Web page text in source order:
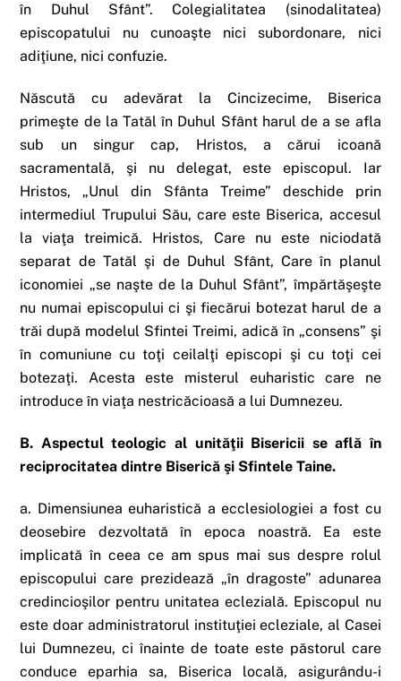
în Duhul Sfânt”. Colegialitatea (sinodalitatea)
episcopatului nu cunoaşte nici subordonare, nici
adiţiune, nici confuzie.
Născută cu adevărat la Cincizecime, Biserica
primeşte de la Tatăl în Duhul Sfânt harul de a se afla
sub un singur cap, Hristos, a cărui icoană
sacramentală, şi nu delegat, este episcopul. Iar
Hristos, „Unul din Sfânta Treime” deschide prin
intermediul Trupului Său, care este Biserica, accesul
la viaţa treimică. Hristos, Care nu este niciodată
separat de Tatăl şi de Duhul Sfânt, Care în planul
iconomiei „se naşte de la Duhul Sfânt”, împărtăşeşte
nu numai episcopului ci şi fiecărui botezat harul de a
trăi după modelul Sfintei Treimi, adică în „consens” şi
în comuniune cu toţi ceilalţi episcopi şi cu toţi cei
botezaţi. Acesta este misterul euharistic care ne
introduce în viaţa nestricăcioasă a lui Dumnezeu.
B. Aspectul teologic al unităţii Bisericii se află în
reciprocitatea dintre Biserică şi Sfintele Taine.
a. Dimensiunea euharistică a ecclesiologiei a fost cu
deosebire dezvoltată în epoca noastră. Ea este
implicată în ceea ce am spus mai sus despre rolul
episcopului care prezidează „în dragoste” adunarea
credincioşilor pentru unitatea eclezială. Episcopul nu
este doar administratorul instituţiei ecleziale, al Casei
lui Dumnezeu, ci înainte de toate este păstorul care
conduce eparhia sa, Biserica locală, asigurându-i